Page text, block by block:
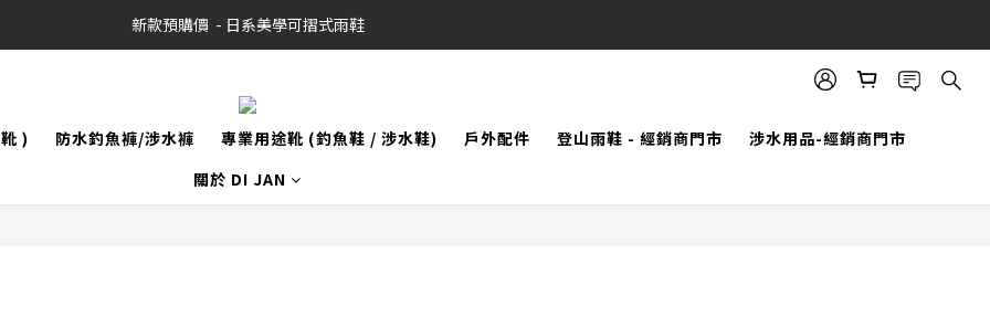
新款預購價  - 日系美學可摺式雨鞋
) 防水釣魚褲/涉水褲 專業用途靴 (釣魚鞋 / 涉水鞋) 戶外配件 登山雨鞋 - 經銷商門市
涉水用品-經銷商門市
關於 DI JAN
立即購買